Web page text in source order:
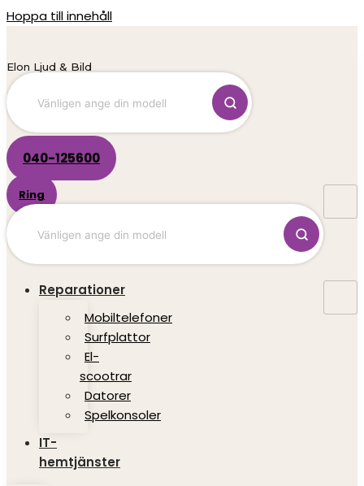
Hoppa till innehåll
Elon Ljud & Bild
040-125600
Ring
Reparationer
Mobiltelefoner
Surfplattor
El-
scootrar
Datorer
Spelkonsoler
IT-
hemtjänster